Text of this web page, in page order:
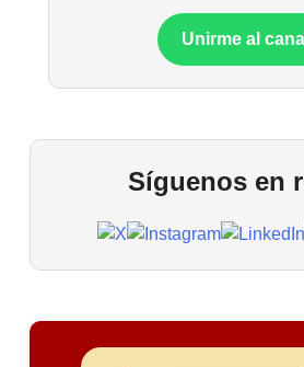
Unirme al canal
Síguenos en